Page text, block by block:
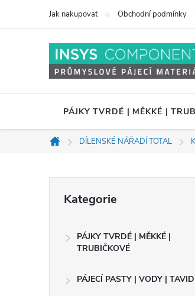
Jak nakupovat Obchodní podmínky
PÁJKY TVRDÉ | MĚKKÉ |
Domů
DÍLENSKÉ NÁŘADÍ TOTAL
kategorie
Kategorie
PÁJKY TVRDÉ | MĚKKÉ |
TRUBIČKOVÉ
PÁJECÍ PASTY | VODY |